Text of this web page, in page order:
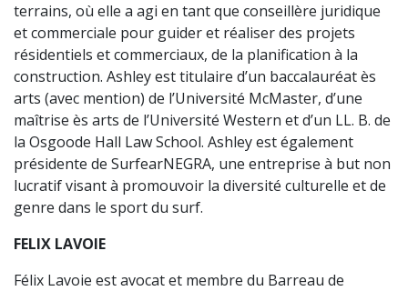
terrains, où elle a agi en tant que conseillère juridique
et commerciale pour guider et réaliser des projets
résidentiels et commerciaux, de la planification à la
construction. Ashley est titulaire d’un baccalauréat ès
arts (avec mention) de l’Université McMaster, d’une
maîtrise ès arts de l’Université Western et d’un LL. B. de
la Osgoode Hall Law School. Ashley est également
présidente de SurfearNEGRA, une entreprise à but non
lucratif visant à promouvoir la diversité culturelle et de
genre dans le sport du surf.
FELIX LAVOIE
Félix Lavoie est avocat et membre du Barreau de